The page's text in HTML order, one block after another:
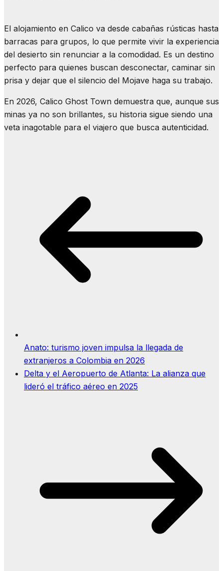
El alojamiento en Calico va desde cabañas rústicas hasta
barracas para grupos, lo que permite vivir la experiencia
del desierto sin renunciar a la comodidad. Es un destino
perfecto para quienes buscan desconectar, caminar sin
prisa y dejar que el silencio del Mojave haga su trabajo.
En 2026, Calico Ghost Town demuestra que, aunque sus
minas ya no son brillantes, su historia sigue siendo una
veta inagotable para el viajero que busca autenticidad.
Anato: turismo joven impulsa la llegada de
extranjeros a Colombia en 2026
Delta y el Aeropuerto de Atlanta: La alianza que
lideró el tráfico aéreo en 2025